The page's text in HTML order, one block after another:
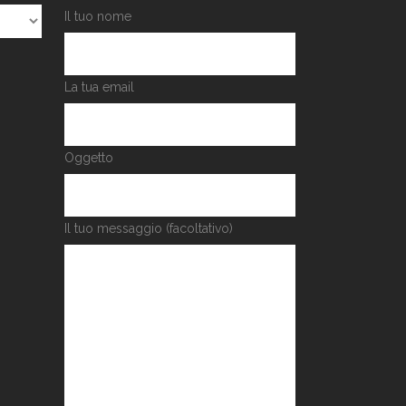
Il tuo nome
La tua email
Oggetto
Il tuo messaggio (facoltativo)